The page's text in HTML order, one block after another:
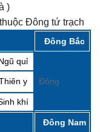
)
Đông tứ trạch
Đông Bắc
quỉ
Đông
y
khí
Đông Nam